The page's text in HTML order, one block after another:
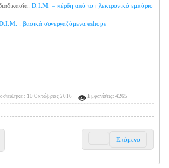
D.I.M. = κέρδη από το ηλεκτρονικό εμπόριο
: βασικά συνεργαζόμενα eshops
: 10 Οκτώβριος 2016 Εμφανίσεις: 4265
Επόμενο